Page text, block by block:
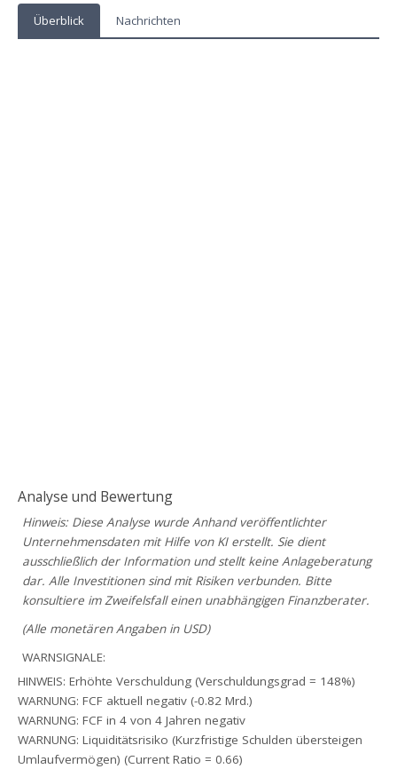
Überblick Nachrichten
Analyse und Bewertung
Hinweis: Diese Analyse wurde Anhand veröffentlichter
Unternehmensdaten mit Hilfe von KI erstellt. Sie dient
ausschließlich der Information und stellt keine Anlageberatung
dar. Alle Investitionen sind mit Risiken verbunden. Bitte
konsultiere im Zweifelsfall einen unabhängigen Finanzberater.
(Alle monetären Angaben in USD)
WARNSIGNALE:
HINWEIS: Erhöhte Verschuldung (Verschuldungsgrad = 148%)
WARNUNG: FCF aktuell negativ (-0.82 Mrd.)
WARNUNG: FCF in 4 von 4 Jahren negativ
WARNUNG: Liquiditätsrisiko (Kurzfristige Schulden übersteigen
Umlaufvermögen) (Current Ratio = 0.66)